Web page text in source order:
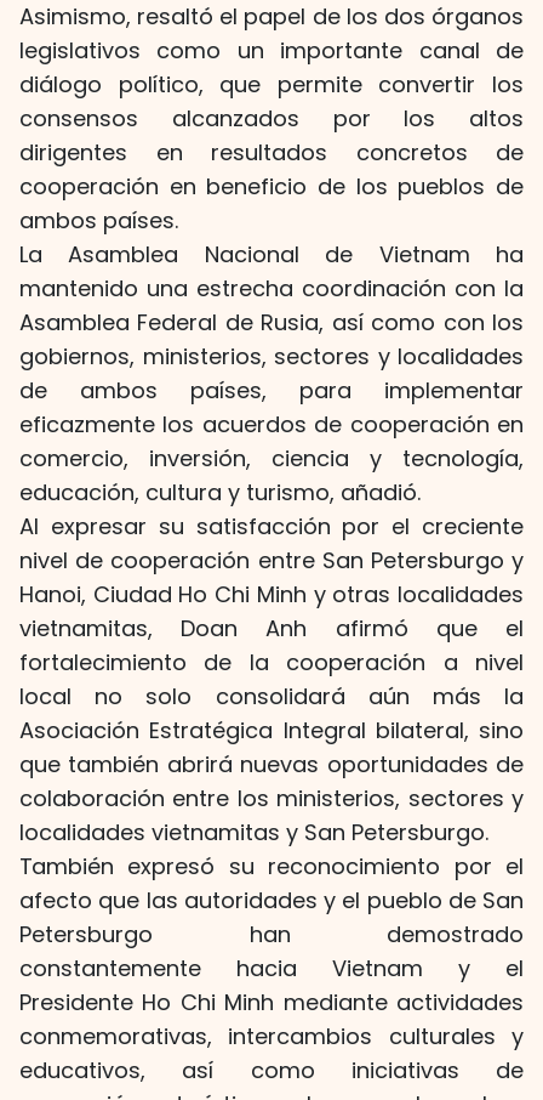
Asimismo, resaltó el papel de los dos órganos
legislativos como un importante canal de
diálogo político, que permite convertir los
consensos alcanzados por los altos
dirigentes en resultados concretos de
cooperación en beneficio de los pueblos de
ambos países.
La Asamblea Nacional de Vietnam ha
mantenido una estrecha coordinación con la
Asamblea Federal de Rusia, así como con los
gobiernos, ministerios, sectores y localidades
de ambos países, para implementar
eficazmente los acuerdos de cooperación en
comercio, inversión, ciencia y tecnología,
educación, cultura y turismo, añadió.
Al expresar su satisfacción por el creciente
nivel de cooperación entre San Petersburgo y
Hanoi, Ciudad Ho Chi Minh y otras localidades
vietnamitas, Doan Anh afirmó que el
fortalecimiento de la cooperación a nivel
local no solo consolidará aún más la
Asociación Estratégica Integral bilateral, sino
que también abrirá nuevas oportunidades de
colaboración entre los ministerios, sectores y
localidades vietnamitas y San Petersburgo.
También expresó su reconocimiento por el
afecto que las autoridades y el pueblo de San
Petersburgo han demostrado
constantemente hacia Vietnam y el
Presidente Ho Chi Minh mediante actividades
conmemorativas, intercambios culturales y
educativos, así como iniciativas de